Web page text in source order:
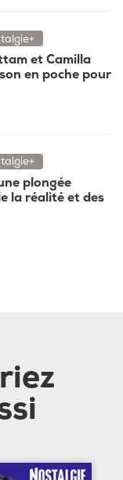
et Camilla
en poche pour
plongée
la réalité et des